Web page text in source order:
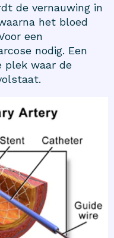
de vernauwing in
het bloed
een
nodig. Een
plek waar de